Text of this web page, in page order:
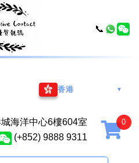
香港 ▼
海洋中心6樓604室
(+852) 9888 9311
📞